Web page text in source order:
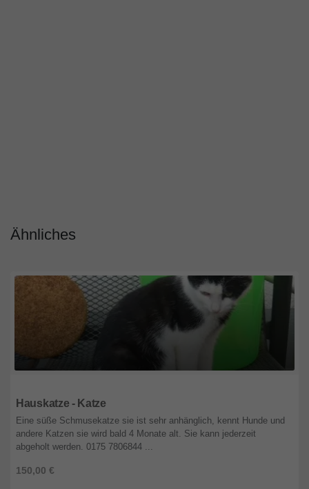
Ähnliches
Hauskatze - Katze
150,00 €
Eine süße Schmusekatze sie ist sehr anhänglich, kennt Hunde und
andere Katzen sie wird bald 4 Monate alt. Sie kann jederzeit
abgeholt werden. 0175 7806844 ...